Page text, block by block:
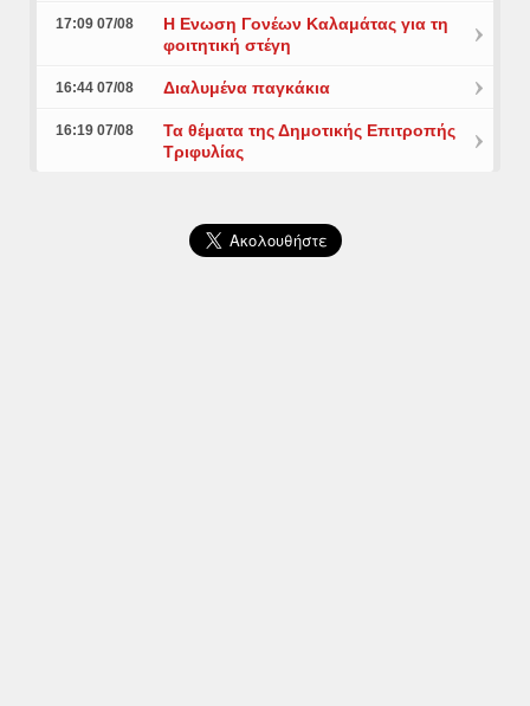
17:09 07/08
Η Ενωση Γονέων Καλαμάτας για τη
φοιτητική στέγη
16:44 07/08 Διαλυμένα παγκάκια
16:19 07/08
Τα θέματα της Δημοτικής Επιτροπής
Τριφυλίας